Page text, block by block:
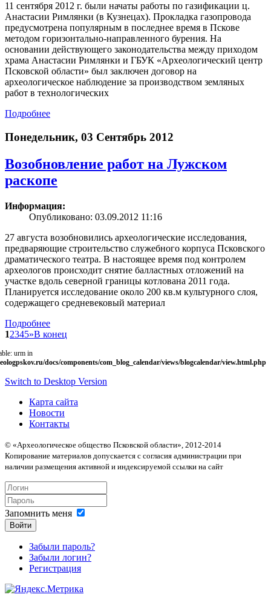
11 сентября 2012 г. были начаты работы по газификации ц.
Анастасии Римлянки (в Кузнецах). Прокладка газопровода
предусмотрена популярным в последнее время в Пскове
методом горизонтально-направленного бурения. На
основании действующего законодательства между приходом
храма Анастасии Римлянки и ГБУК «Археологический центр
Псковской области» был заключен договор на
археологическое наблюдение за производством земляных
работ в технологических
Подробнее
Понедельник, 03 Сентябрь 2012
Возобновление работ на Лужском
раскопe
Информация:
Опубликовано: 03.09.2012 11:16
27 августа возобновились археологические исследования,
предваряющие строительство служебного корпуса Псковского
драматического театра. В настоящее время под контролем
археологов происходит снятие балластных отложений на
участке вдоль северной границы котлована 2011 года.
Планируется исследование около 200 кв.м культурного слоя,
содержащего средневековый материал
Подробнее
12345»В конец
urm in
docs/components/com_blog_calendar/views/blogcalendar/view.html.php
Switch to Desktop Version
Карта сайта
Новости
Контакты
© «Археологическое общество Псковской области», 2012-2014
Копирование материалов допускается с согласия администрации при
наличии размещения активной и индексируемой ссылки на сайт
Запомнить меня
Войти
Забыли пароль?
Забыли логин?
Регистрация